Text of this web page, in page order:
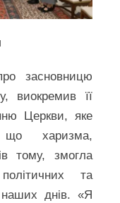
засновницю
виокремив її
Церкви, яке
харизма,
тому, змогла
та
днів. «Я